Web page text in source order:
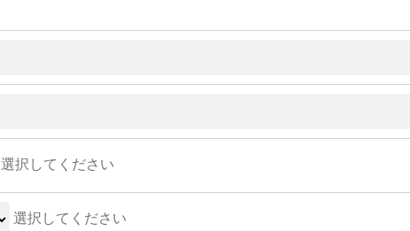
選択してください
選択してください